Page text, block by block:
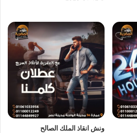
طريق السويس
تقديم خدماتانقاذ سيارات
سريعة
الاتصال بنا وسوف نستجيب علي الفور
ونش انقاذمتوفر علي طريق السويس
لاننا نجعلها سهلة باتصالك بنا علي
او01094833093نحن
الخبرة لرفع و انقاذ سيارتك لاننا لا نعتمد
نمتلك ايضا رافعات لانقاذ السيارات
ونش انقاذ الملك الصالح